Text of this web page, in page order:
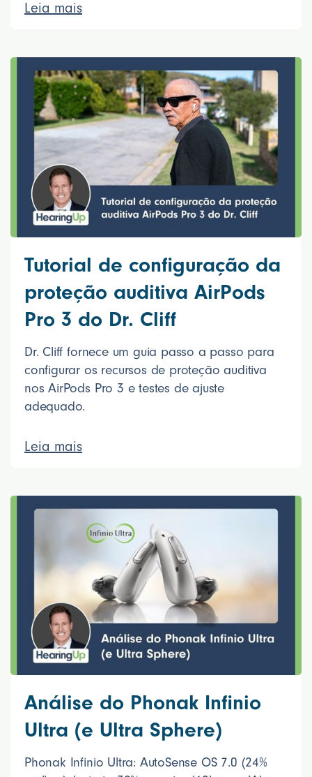
Leia mais
Tutorial de configuração da
proteção auditiva AirPods
Pro 3 do Dr. Cliff
Dr. Cliff fornece um guia passo a passo para
configurar os recursos de proteção auditiva
nos AirPods Pro 3 e testes de ajuste
adequado.
Leia mais
Análise do Phonak Infinio
Ultra (e Ultra Sphere)
Phonak Infinio Ultra: AutoSense OS 7.0 (24%